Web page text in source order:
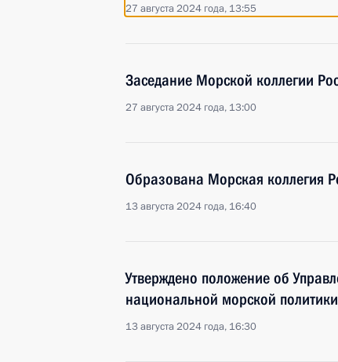
27 августа 2024 года, 13:55
Заседание Морской коллегии
27 августа 2024 года, 13:00
Образована Морская коллегия
13 августа 2024 года, 16:40
Утверждено положение об
национальной морской политики
13 августа 2024 года, 16:30